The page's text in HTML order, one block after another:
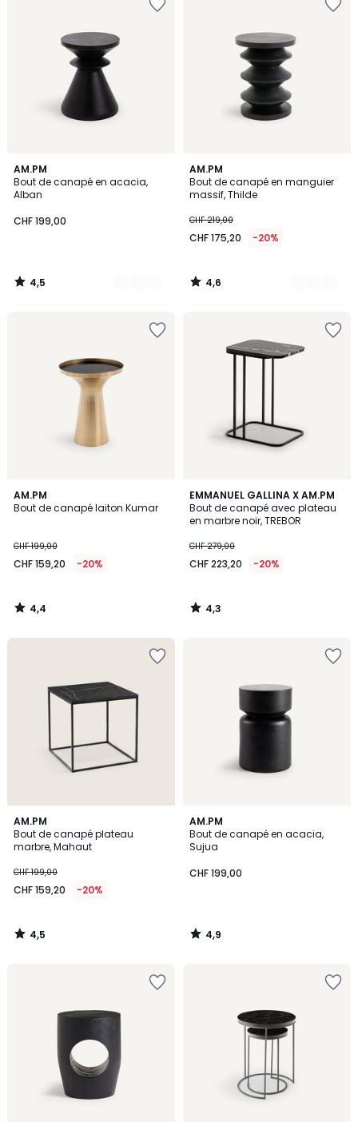
AM.PM
Bout de canapé en acacia,
Alban
CHF 199,00
4,5
/ 5
2
Couleurs
4,5
/
AM.PM
Bout de canapé en manguier
massif, Thilde
CHF 219,00
CHF 175,20 -20%
4,6
/ 5
3
Couleurs
4,6
/
AM.PM
Bout de canapé laiton Kumar
CHF 199,00
CHF 159,20 -20%
4,4
/ 5
4,4
/
EMMANUEL GALLINA X AM.PM
Bout de canapé avec plateau
en marbre noir, TREBOR
CHF 279,00
CHF 223,20 -20%
4,3
/ 5
4,3
/
AM.PM
Bout de canapé plateau
marbre, Mahaut
CHF 199,00
CHF 159,20 -20%
4,5
/ 5
4,5
/
AM.PM
Bout de canapé en acacia,
Sujua
CHF 199,00
4,9
/ 5
4,9
/